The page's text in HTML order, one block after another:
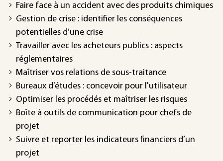
Faire face à un accident avec des produits chimiques
Gestion de crise : identifier les conséquences
potentielles d’une crise
Travailler avec les acheteurs publics : aspects
réglementaires
Maîtriser vos relations de sous-traitance
Bureaux d’études : concevoir pour l'utilisateur
Optimiser les procédés et maîtriser les risques
Boîte à outils de communication pour chefs de
projet
Suivre et reporter les indicateurs financiers d’un
projet